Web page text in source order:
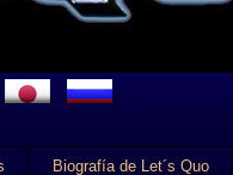
Biografía de Let´s Quo